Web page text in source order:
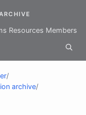
Resources Members
/
archive/